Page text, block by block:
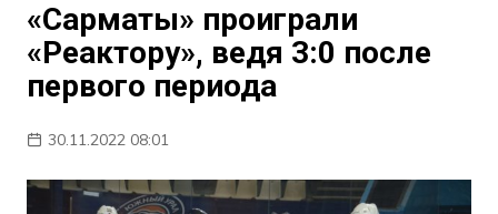
«Сарматы» проиграли
«Реактору», ведя 3:0 после
первого периода
30.11.2022 08:01